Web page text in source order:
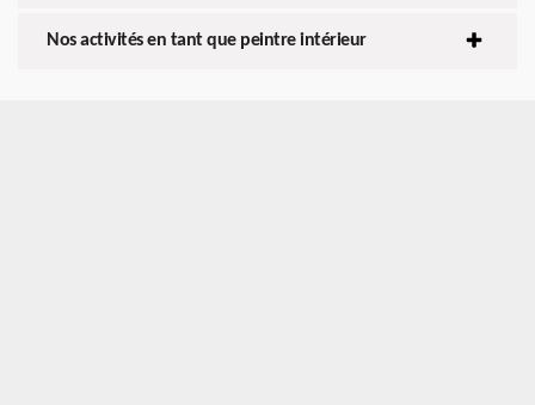
Nos activités en tant que peintre intérieur